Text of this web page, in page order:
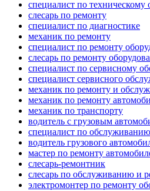
специалист по
слесарь по ремонту
специалист по диагностике
механик по ремонту
специалист по ремонту
слесарь по ремонту
специалист по сервисному
специалист сервисного
механик по ремонту и
механик по ремонту
механик по транспорту
водитель с грузовым
специалист по
водитель грузового
мастер по ремонту
слесарь-ремонтник
слесарь по обслуживанию и
электромонтер по ремонту